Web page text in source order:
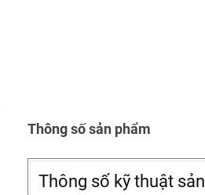
Thông số sản phẩm
Thông số kỹ thuật sản